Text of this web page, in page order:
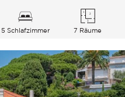
5 Schlafzimmer 7 Räume